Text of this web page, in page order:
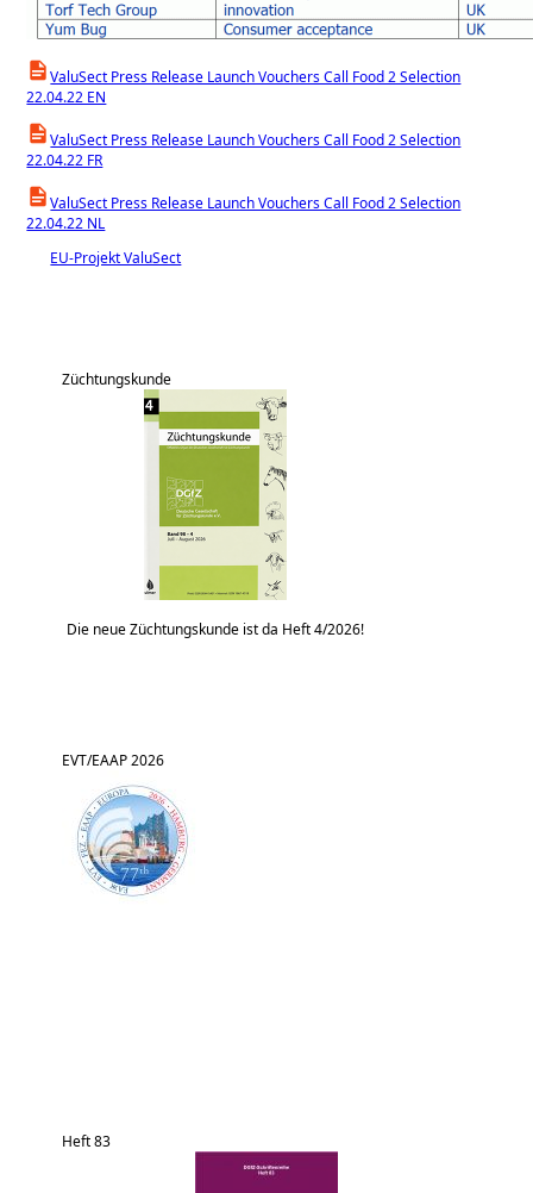
ValuSect Press Release Launch Vouchers Call Food 2 Selection
22.04.22 EN
ValuSect Press Release Launch Vouchers Call Food 2 Selection
22.04.22 FR
ValuSect Press Release Launch Vouchers Call Food 2 Selection
22.04.22 NL
EU-Projekt ValuSect
Züchtungskunde
Die neue Züchtungskunde ist da Heft 4/2026!
EVT/EAAP 2026
Heft 83